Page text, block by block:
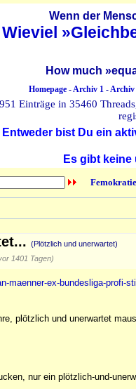
Wenn der
Wieviel
How much
Homepage-Archiv 1-Archiv
Einträge in 35460
Entweder bist Du ein
Es gibt
(Plötzlich und unerwartet)
1401 Tagen)
maenner-ex-bundesliga-profi-
plötzlich und unerwartet
nur ein plötzlich-und-